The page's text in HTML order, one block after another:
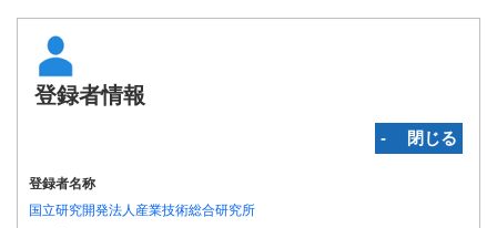
登録者情報
‐ 閉じる
登録者名称
国立研究開発法人産業技術総合研究所